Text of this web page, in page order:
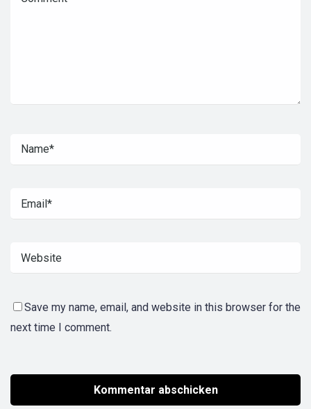
Save my name, email, and website in this browser for the
next time I comment.